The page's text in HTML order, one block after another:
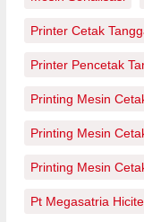
Printer Cetak
Printer Pencetak
Printing Mesin
Printing Mesin
Printing Mesin
Pt Megasatria